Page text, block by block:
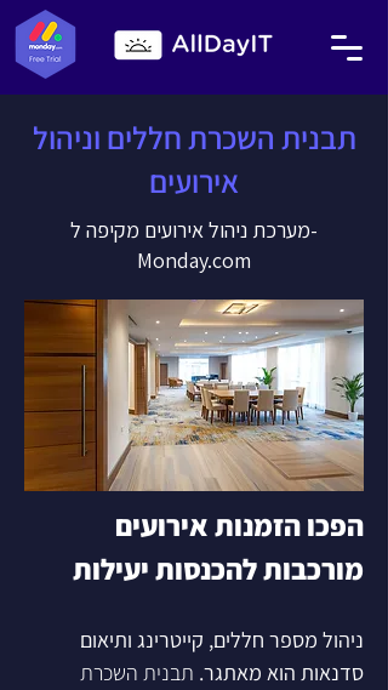
תבנית השכרת חללים וניהול
אירועים
מערכת ניהול אירועים מקיפה ל-
Monday.com
הפכו הזמנות אירועים
מורכבות להכנסות יעילות
ניהול מספר חללים, קייטרינג ותיאום
סדנאות הוא מאתגר. תבנית השכרת